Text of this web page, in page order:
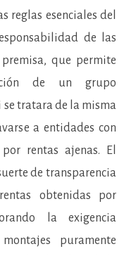
reglas esenciales del
de las
que permite
de un grupo
tratara de la misma
a entidades con
rentas ajenas. El
de transparencia
obtenidas por
la exigencia
puramente